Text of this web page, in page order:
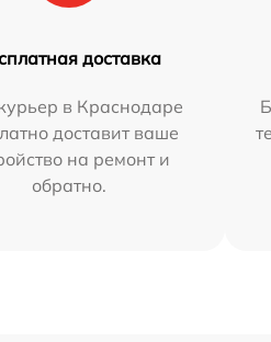
доставка
в Краснодаре
доставит ваше
на ремонт и
обратно.